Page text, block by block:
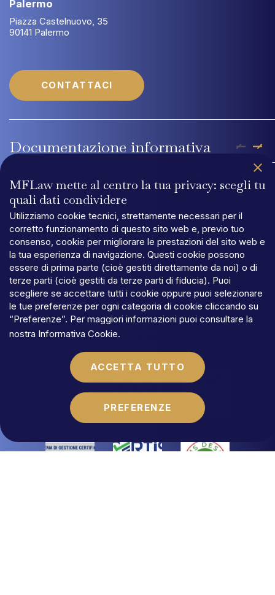
Palermo
Piazza Castelnuovo, 35
90141 Palermo
CONTATTACI
Documentazione informativa
Sistema Gestione
PRIVACY
TERMINI E CONDIZIONI
COOKIES
©MFLaw StapA
Capitale sociale € 100.000,00
N.REA
Partita IVA
MFLaw mette al centro la tua privacy: scegli tu
quali dati condividere
Utilizziamo cookie tecnici, strettamente necessari per il
corretto funzionamento di questo sito web e, previo tuo
consenso, cookie per migliorare le prestazioni del sito web e
la tua esperienza di navigazione. Questi cookie possono
essere di prima parte (cioè gestiti direttamente da noi) o di
terze parti (cioè gestiti da terze parti di fiducia). Puoi
scegliere se accettare tutti i cookie oppure puoi selezionare
le tue preferenze per ogni categoria di cookie cliccando su
“Preferenze”. Per maggiori informazioni puoi consultare la
nostra Informativa Cookie.
ACCETTA TUTTO
PREFERENZE